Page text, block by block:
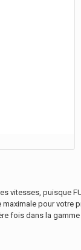
vitesses,
pour
fois dans la